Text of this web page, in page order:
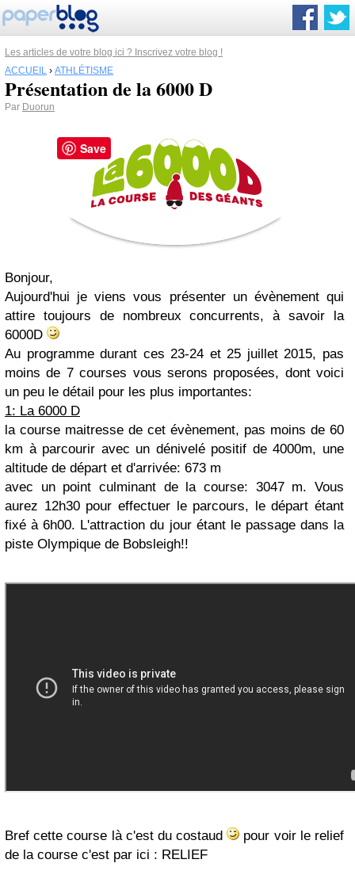
Les articles de votre blog ici ? Inscrivez votre blog !
ACCUEIL › ATHLÉTISME
Présentation de la 6000 D
Par Duorun
Bonjour,
Aujourd'hui je viens vous présenter un évènement qui
attire toujours de nombreux concurrents, à savoir la
6000D
Au programme durant ces 23-24 et 25 juillet 2015, pas
moins de 7 courses vous serons proposées, dont voici
un peu le détail pour les plus importantes:
1: La 6000 D
la course maitresse de cet évènement, pas moins de 60
km à parcourir avec un dénivelé positif de 4000m, une
altitude de départ et d'arrivée: 673 m
avec un point culminant de la course: 3047 m. Vous
aurez 12h30 pour effectuer le parcours, le départ étant
fixé à 6h00. L'attraction du jour étant le passage dans la
piste Olympique de Bobsleigh!!
Bref cette course là c'est du costaud
pour voir le relief
de la course c'est par ici : RELIEF
Save